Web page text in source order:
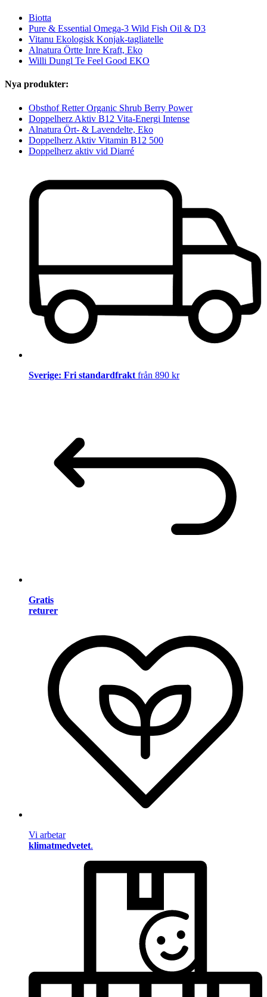
Biotta
Pure & Essential Omega-3 Wild Fish Oil & D3
Vitanu Ekologisk Konjak-tagliatelle
Alnatura Örtte Inre Kraft, Eko
Willi Dungl Te Feel Good EKO
Nya produkter:
Obsthof Retter Organic Shrub Berry Power
Doppelherz Aktiv B12 Vita-Energi Intense
Alnatura Ört- & Lavendelte, Eko
Doppelherz Aktiv Vitamin B12 500
Doppelherz aktiv vid Diarré
Sverige: Fri standardfrakt från 890 kr
Gratis
returer
Vi arbetar
klimatmedvetet.